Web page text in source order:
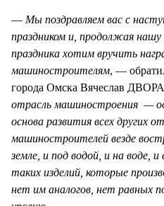
— Мы поздравляем вас с
праздником и, продолжая
праздника хотим вручить
машиностроителям, —
города Омска Вячеслав
отрасль машиностроения —
основа развития всех других
машиностроителей везде
земле, и под водой, и на воде,
таких изделий, которые
нет им аналогов, нет равных